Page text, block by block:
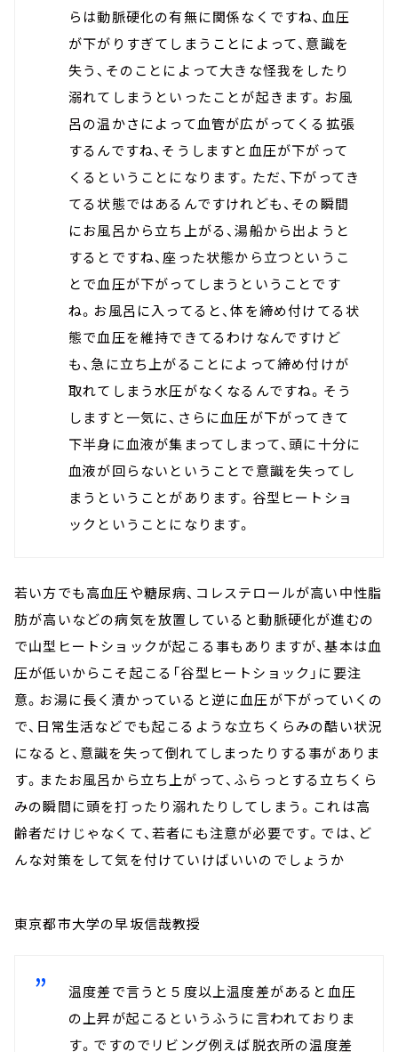
らは動脈硬化の有無に関係なくですね、血圧
が下がりすぎてしまうことによって、意識を
失う、そのことによって大きな怪我をしたり
溺れてしまうといったことが起きます。お風
呂の温かさによって血管が広がってくる拡張
するんですね、そうしますと血圧が下がって
くるということになります。ただ、下がってき
てる状態ではあるんですけれども、その瞬間
にお風呂から立ち上がる、湯船から出ようと
するとですね、座った状態から立つというこ
とで血圧が下がってしまうということです
ね。お風呂に入ってると、体を締め付けてる状
態で血圧を維持できてるわけなんですけど
も、急に立ち上がることによって締め付けが
取れてしまう水圧がなくなるんですね。そう
しますと一気に、さらに血圧が下がってきて
下半身に血液が集まってしまって、頭に十分に
血液が回らないということで意識を失ってし
まうということがあります。谷型ヒートショ
ックということになります。
若い方でも高血圧や糖尿病、コレステロールが高い中性脂
肪が高いなどの病気を放置していると動脈硬化が進むの
で山型ヒートショックが起こる事もありますが、基本は血
圧が低いからこそ起こる「谷型ヒートショック」に要注
意。お湯に長く漬かっていると逆に血圧が下がっていくの
で、日常生活などでも起こるような立ちくらみの酷い状況
になると、意識を失って倒れてしまったりする事がありま
す。またお風呂から立ち上がって、ふらっとする立ちくら
みの瞬間に頭を打ったり溺れたりしてしまう。これは高
齢者だけじゃなくて、若者にも注意が必要です。では、ど
んな対策をして気を付けていけばいいのでしょうか
東京都市大学の早坂信哉教授
温度差で言うと５度以上温度差があると血圧
の上昇が起こるというふうに言われておりま
す。ですのでリビング例えば脱衣所の温度差